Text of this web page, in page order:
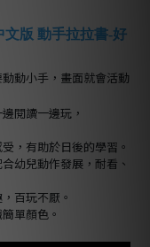
文版 動手拉拉書-好
動小手，畫面就會活動
閱讀一邊玩，
，有助於日後的學習。
幼兒動作發展，耐看、
百玩不厭。
單顏色。